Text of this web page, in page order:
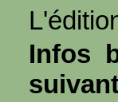
Infos